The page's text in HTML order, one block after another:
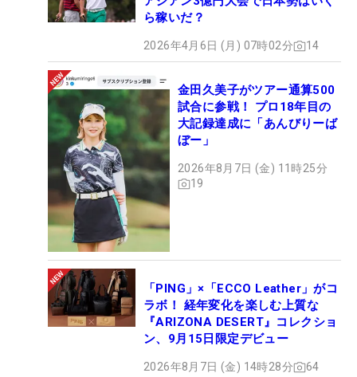
ら稼いだ？
2026年4月6日 (月) 07時02分 14
金田久美子がツアー通算500
試合に参戦！ プロ18年目の
大記録達成に「あんびりーば
ぼー」
2026年8月7日 (金) 11時25分
19
「PING」×「ECCO Leather」がコ
ラボ！ 経年変化を楽しむ上質な
『ARIZONA DESERT』コレクショ
ン、9月15日限定デビュー
2026年8月7日 (金) 14時28分 64